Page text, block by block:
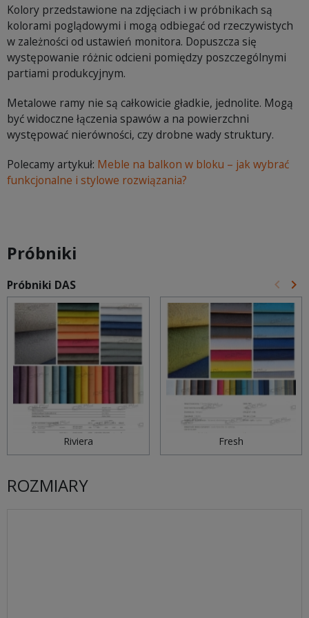
Kolory przedstawione na zdjęciach i w próbnikach są
kolorami poglądowymi i mogą odbiegać od rzeczywistych
w zależności od ustawień monitora. Dopuszcza się
występowanie różnic odcieni pomiędzy poszczególnymi
partiami produkcyjnym.
Metalowe ramy nie są całkowicie gładkie, jednolite. Mogą
być widoczne łączenia spawów a na powierzchni
występować nierówności, czy drobne wady struktury.
Polecamy artykuł: Meble na balkon w bloku – jak wybrać
funkcjonalne i stylowe rozwiązania?
Próbniki
Próbniki DAS keyboard_arrow_left keyboard_arrow_right
Riviera Fresh
ROZMIARY